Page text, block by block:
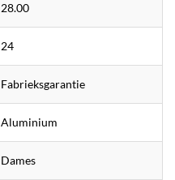
28.00
24
Fabrieksgarantie
Aluminium
Dames